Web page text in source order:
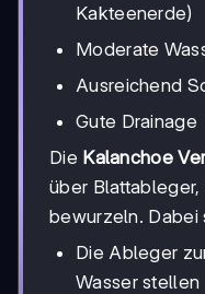
Kakteenerde)
Moderate
Ausreichend
Gute Drainage
Die Kalanchoe
über
bewurzeln. Dabei
Die Ableger
Wasser stellen